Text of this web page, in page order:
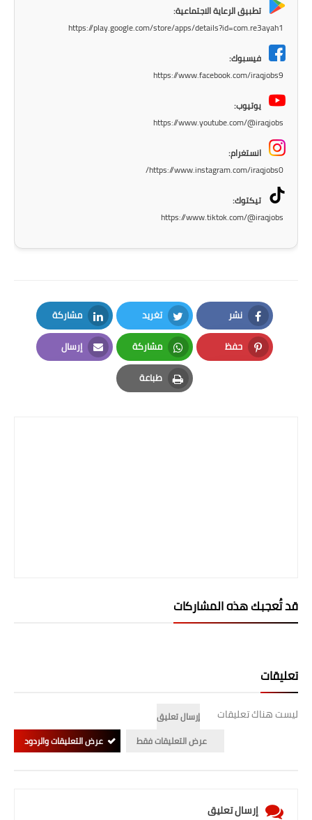
صحة وطب
فن ومشاهير
العامة
تطبيق الرعاية الاجتماعية:
https://play.google.com/store/apps/details?id=com.re3ayah1
فيسبوك:
https://www.facebook.com/iraqjobs9
يوتيوب:
https://www.youtube.com/@iraqjobs
انستغرام:
https://www.instagram.com/iraqjobs0/
تيكتوك:
https://www.tiktok.com/@iraqjobs
نشر
Facebook
تغريد
Twitter
مشاركة
LinkedIn
حفظ
Pinterest
مشاركة
Whatsapp
إرسال
Email
طباعة
Print
قد تُعجبك هذه المشاركات
تعليقات
ليست هناك تعليقات
إرسال تعليق
عرض التعليقات فقط
عرض التعليقات والردود
إرسال تعليق